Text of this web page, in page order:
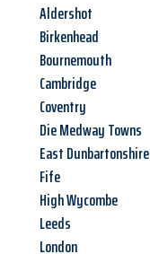
Aldershot
Birkenhead
Bournemouth
Cambridge
Coventry
Die Medway Towns
East Dunbartonshire
Fife
High Wycombe
Leeds
London